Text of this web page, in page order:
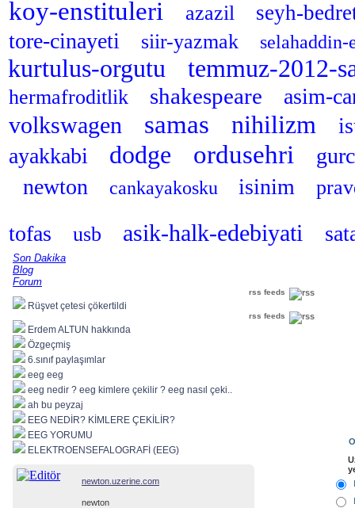
koy-enstituleri azazil seyh-
tore-cinayeti siir-yazmak
kurtulus-orgutu temmuz-2012-
hermafroditlik shakespeare asim-
volkswagen samas nihilizm
ayakkabi
dodge ordusehri
newton
cankayakosku isinim
tofas usb asik-halk-edebiyati
Son Dakika
Blog
Forum
rss feeds
Rüşvet çetesi çökertildi
rss feeds
Erdem ALTUN hakkında
Özgeçmiş
6.sınıf paylaşımlar
eeg eeg
eeg nedir ? eeg kimlere çekilir ? eeg nasıl çeki..
ah bu peyzaj
EEG NEDİR? KİMLERE ÇEKİLİR?
EEG YORUMU
ELEKTROENSEFALOGRAFİ (EEG)
newton.uzerine.com
newton